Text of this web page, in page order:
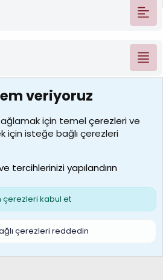
S
veriyoruz
için temelçerezlerive
için isteğe bağlı çerezleri
tercihlerinizi yapılandırın
çerezleri kabul et
çerezleri reddedin